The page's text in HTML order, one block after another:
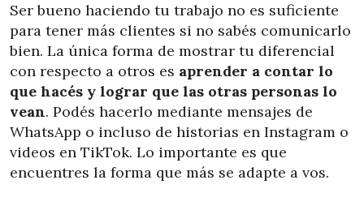
Ser bueno haciendo tu trabajo no es suficiente
para tener más clientes si no sabés comunicarlo
bien. La única forma de mostrar tu diferencial
con respecto a otros es aprender a contar lo
que hacés y lograr que las otras personas lo
vean. Podés hacerlo mediante mensajes de
WhatsApp o incluso de historias en Instagram o
videos en TikTok. Lo importante es que
encuentres la forma que más se adapte a vos.